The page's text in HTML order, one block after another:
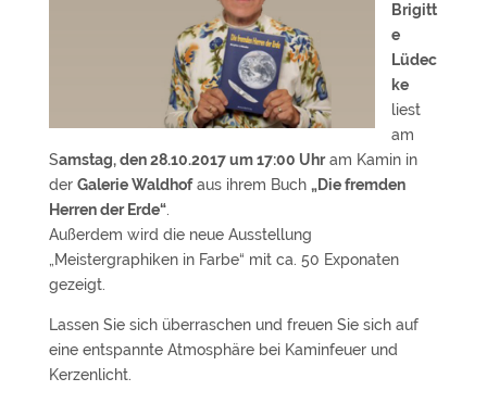
Brigitt
e
Lüdec
ke
liest
am
Samstag, den 28.10.2017 um 17:00 Uhram Kamin in
der Galerie Waldhofaus ihrem Buch „Die fremden
Herren der Erde“.
Außerdem wird die neue Ausstellung
„Meistergraphiken in Farbe“ mit ca. 50 Exponaten
gezeigt.
Lassen Sie sich überraschen und freuen Sie sich auf
eine entspannte Atmosphäre bei Kaminfeuer und
Kerzenlicht.